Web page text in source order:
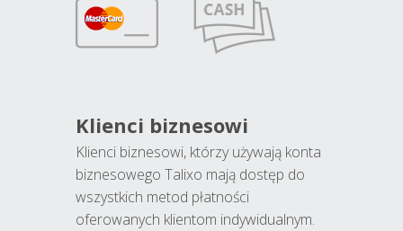
Klienci biznesowi
Klienci biznesowi, którzy używają konta
biznesowego Talixo mają dostęp do
wszystkich metod płatności
oferowanych klientom indywidualnym.